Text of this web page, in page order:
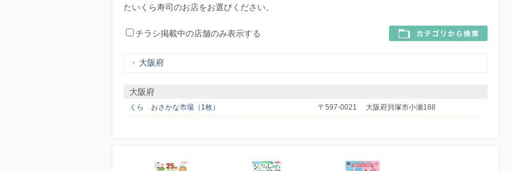
たいくら寿司のお店をお選びください。
チラシ掲載中の店舗のみ表示する
大阪府
大阪府
くら おさかな市場（1枚） 〒597-0021 大阪府貝塚市小瀬188